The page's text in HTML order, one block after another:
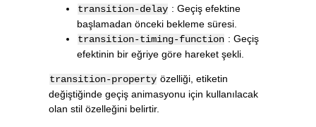
transition-delay : Geçiş efektine
başlamadan önceki bekleme süresi.
transition-timing-function : Geçiş
efektinin bir eğriye göre hareket şekli.
transition-property özelliği, etiketin
değiştiğinde geçiş animasyonu için kullanılacak
olan stil özelleğini belirtir.